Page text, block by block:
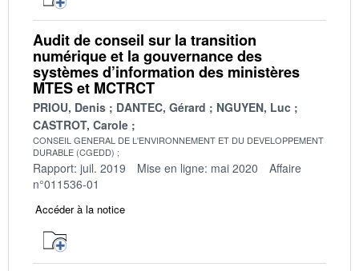
Audit de conseil sur la transition
numérique et la gouvernance des
systèmes d’information des ministères
MTES et MCTRCT
PRIOU, Denis DANTEC, Gérard
NGUYEN, Luc
CASTROT, Carole
CONSEIL GENERAL DE L'ENVIRONNEMENT ET DU DEVELOPPEMENT
DURABLE (CGEDD)
Rapport: juil. 2019 Mise en ligne: mai 2020
Affaire
n°011536-01
Accéder à la notice